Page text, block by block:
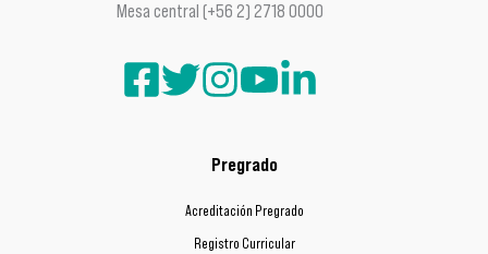
Mesa central (+56 2) 2718 0000
Pregrado
Acreditación Pregrado
Registro Curricular